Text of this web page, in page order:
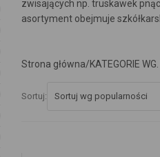
zwisających np. truskawek
asortyment obejmuje
Strona główna KATEGORIE
Sortuj: